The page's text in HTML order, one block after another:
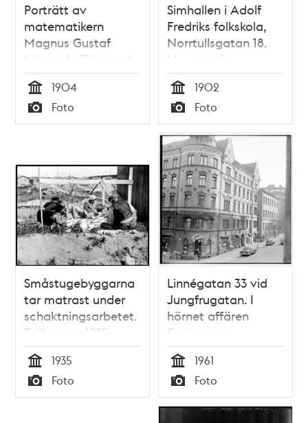
Porträtt av
matematikern
Magnus Gustaf
Mittag-Leffler med
fru
Tid
1904
Typ
Foto
Simhallen i Adolf
Fredriks folkskola,
Norrtullsgatan 18.
Nuvarande
Matteusskolan.
Tid
1902
Typ
Foto
Småstugebyggarna
tar matrast under
schaktningsarbetet.
Tallkrogen 1935.
Tid
1935
Typ
Foto
Linnégatan 33 vid
Jungfrugatan. I
hörnet affären
Endres mat
Tid
1961
Typ
Foto